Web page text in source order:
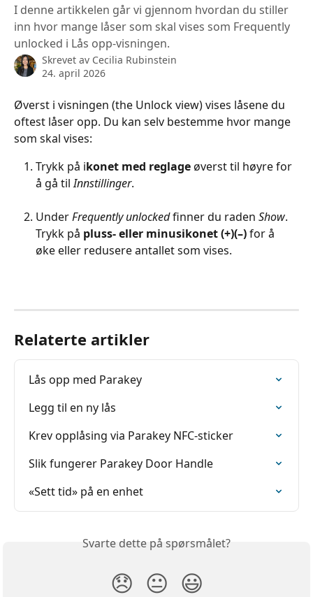
I denne artikkelen går vi gjennom hvordan du stiller
inn hvor mange låser som skal vises som Frequently
unlocked i Lås opp-visningen.
Skrevet av Cecilia Rubinstein
24. april 2026
Øverst i visningen (the Unlock view) vises låsene du
oftest låser opp. Du kan selv bestemme hvor mange
som skal vises:
Trykk på ikonet med reglage øverst til høyre for
å gå til Innstillinger.
Under Frequently unlocked finner du raden Show.
Trykk på pluss- eller minusikonet (+)(–) for å
øke eller redusere antallet som vises.
Relaterte artikler
Lås opp med Parakey
Legg til en ny lås
Krev opplåsing via Parakey NFC-sticker
Slik fungerer Parakey Door Handle
«Sett tid» på en enhet
Svarte dette på spørsmålet?
😞 😐 😃